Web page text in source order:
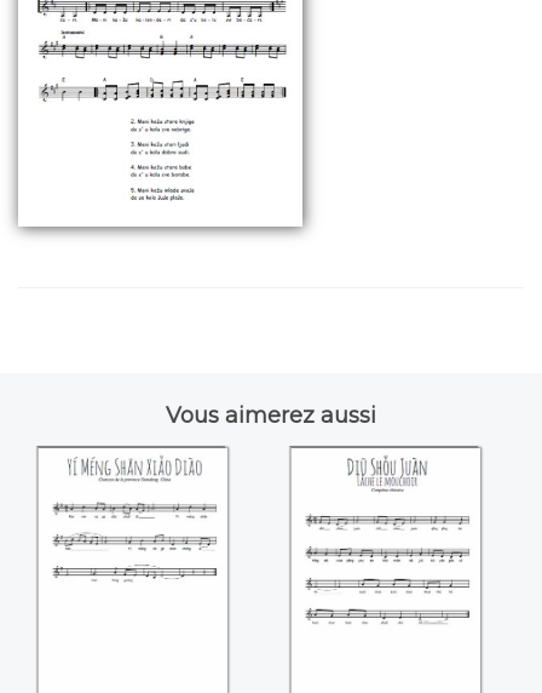
Vous aimerez aussi
Yí Méng Shan Xiao
Diao
Diu shou Juan